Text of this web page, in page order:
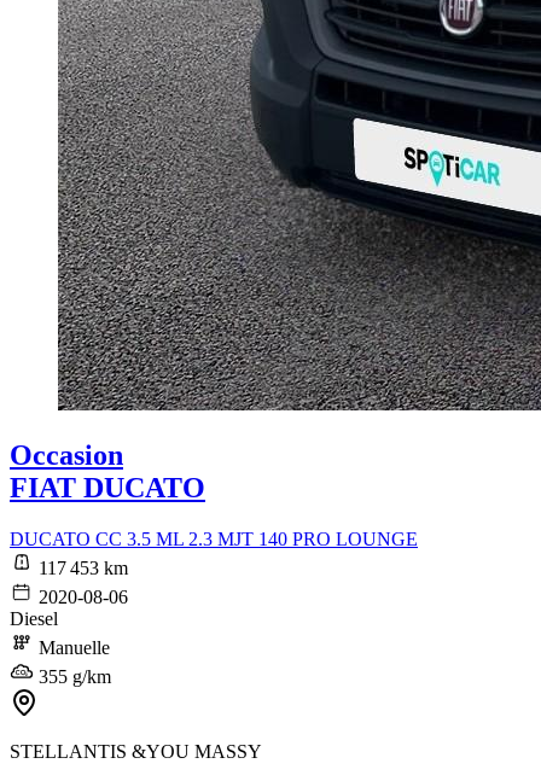
Occasion
FIAT DUCATO
DUCATO CC 3.5 ML 2.3 MJT 140 PRO LOUNGE
117 453 km
2020-08-06
Diesel
Manuelle
355 g/km
STELLANTIS &YOU MASSY